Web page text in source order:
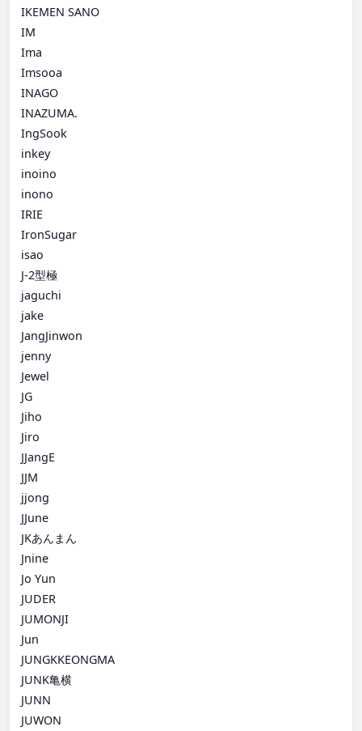
IKEMEN SANO
IM
Ima
Imsooa
INAGO
INAZUMA.
IngSook
inkey
inoino
inono
IRIE
IronSugar
isao
J-2型極
jaguchi
jake
JangJinwon
jenny
Jewel
JG
Jiho
Jiro
JJangE
JJM
jjong
JJune
JKあんまん
Jnine
Jo Yun
JUDER
JUMONJI
Jun
JUNGKKEONGMA
JUNK亀横
JUNN
JUWON